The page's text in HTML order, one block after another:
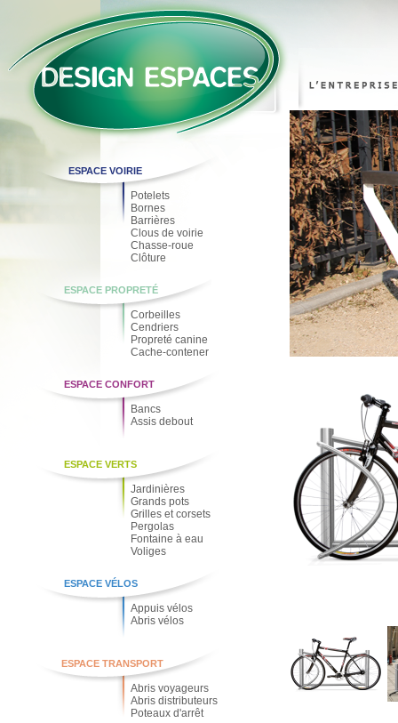
ESPACE VOIRIE
Potelets
Bornes
Barrières
Clous de voirie
Chasse-roue
Clôture
ESPACE PROPRETÉ
Corbeilles
Cendriers
Propreté canine
Cache-contener
ESPACE CONFORT
Bancs
Assis debout
ESPACE VERTS
Jardinières
Grands pots
Grilles et corsets
Pergolas
Fontaine à eau
Voliges
ESPACE VÉLOS
Appuis vélos
Abris vélos
ESPACE TRANSPORT
Abris voyageurs
Abris distributeurs
Poteaux d'arrêt